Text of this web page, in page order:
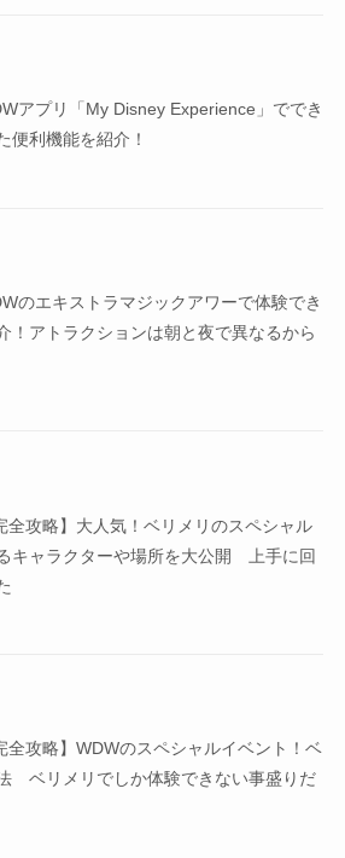
アプリ「My Disney Experience」ででき
便利機能を紹介！
のエキストラマジックアワーで体験でき
！アトラクションは朝と夜で異なるから
全攻略】大人気！ベリメリのスペシャル
キャラクターや場所を大公開 上手に回
全攻略】WDWのスペシャルイベント！ベ
ベリメリでしか体験できない事盛りだ